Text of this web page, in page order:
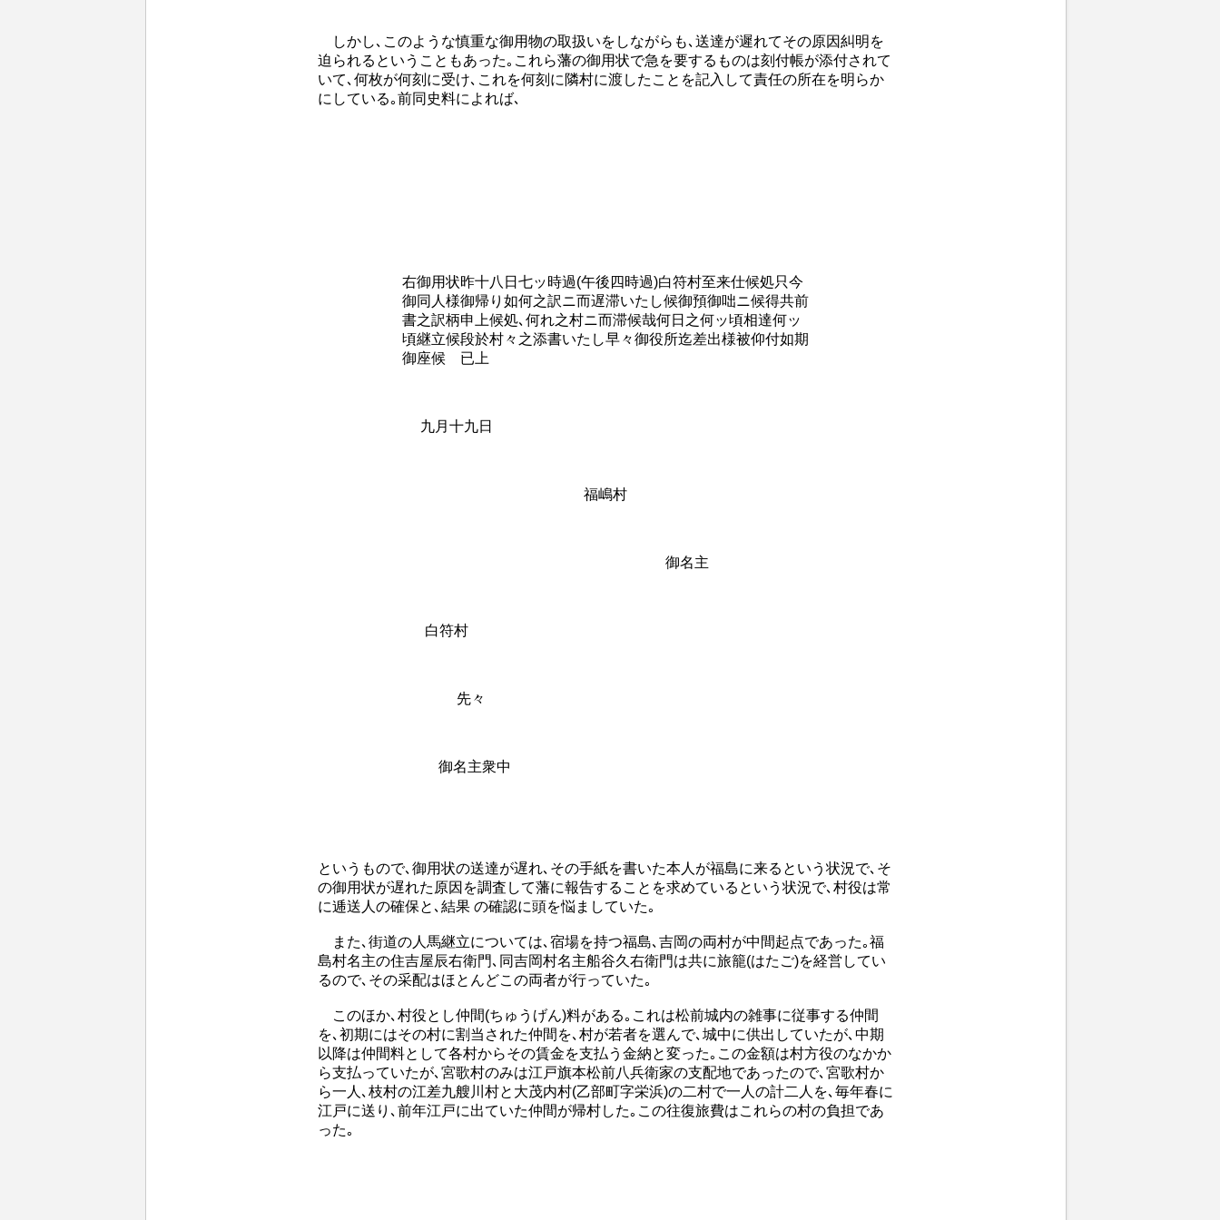
しかし､このような慎重な御用物の取扱いをしながらも､送達が遲れてその原因糾明を
迫られるということもあった｡これら藩の御用状で急を要するものは刻付帳が添付されて
いて､何枚が何刻に受け､これを何刻に隣村に渡したことを記入して責任の所在を明らか
にしている｡前同史料によれば､
右御用状昨十八日七ッ時過(午後四時過)白符村至来仕候処只今
御同人様御帰り如何之訳ニ而遅滞いたし候御預御咄ニ候得共前
書之訳柄申上候処､何れ之村ニ而滞候哉何日之何ッ頃相達何ッ
頃継立候段於村々之添書いたし早々御役所迄差出様被仰付如期
御座候 已上
九月十九日
福嶋村
御名主
白符村
先々
御名主衆中
というもので､御用状の送達が遅れ､その手紙を書いた本人が福島に来るという状況で､そ
の御用状が遅れた原因を調査して藩に報告することを求めているという状況で､村役は常
に逓送人の確保と､結果 の確認に頭を悩ましていた｡
また､街道の人馬継立については､宿場を持つ福島､吉岡の両村が中間起点であった｡福
島村名主の住吉屋辰右衛門､同吉岡村名主船谷久右衛門は共に旅籠(はたご)を経営してい
るので､その采配はほとんどこの両者が行っていた｡
このほか､村役とし仲間(ちゅうげん)料がある｡これは松前城内の雑事に従事する仲間
を､初期にはその村に割当された仲間を､村が若者を選んで､城中に供出していたが､中期
以降は仲間料として各村からその賃金を支払う金納と変った｡この金額は村方役のなかか
ら支払っていたが､宮歌村のみは江戸旗本松前八兵衛家の支配地であったので､宮歌村か
ら一人､枝村の江差九艘川村と大茂内村(乙部町字栄浜)の二村で一人の計二人を､毎年春に
江戸に送り､前年江戸に出ていた仲間が帰村した｡この往復旅費はこれらの村の負担であ
った｡